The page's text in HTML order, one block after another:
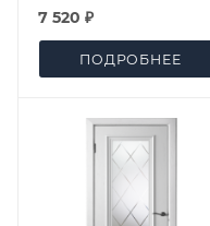
7 520 ₽
ПОДРОБНЕЕ